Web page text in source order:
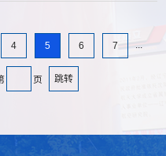
4 5 6 7 ...
页 跳转